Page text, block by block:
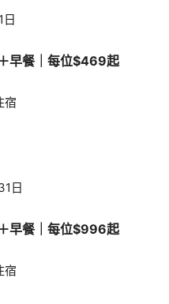
早餐｜每位$469起
宿
日
早餐｜每位$996起
宿